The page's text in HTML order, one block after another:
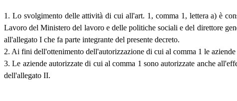
1. Lo svolgimento delle attività di cui all'art. 1, comma 1, lettera a) è
Lavoro del Ministero del lavoro e delle politiche sociali e del direttore
all'allegato I che fa parte integrante del presente decreto.
2. Ai fini dell'ottenimento dell'autorizzazione di cui al comma 1 le
3. Le aziende autorizzate di cui al comma 1 sono autorizzate anche
dell'allegato II.